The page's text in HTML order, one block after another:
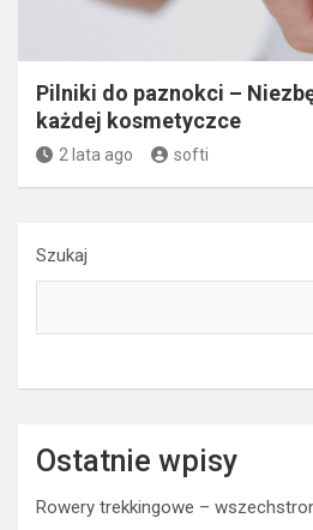
Pilniki do paznokci –
każdej kosmetyczce
2 lata ago softi
Szukaj
Ostatnie wpisy
Rowery trekkingowe –